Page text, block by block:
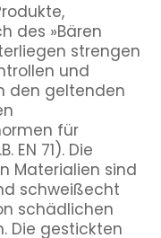
des »Bären
strengen
und
den geltenden
für
EN 71). Die
Materialien sind
schweißecht
schädlichen
Die gestickten